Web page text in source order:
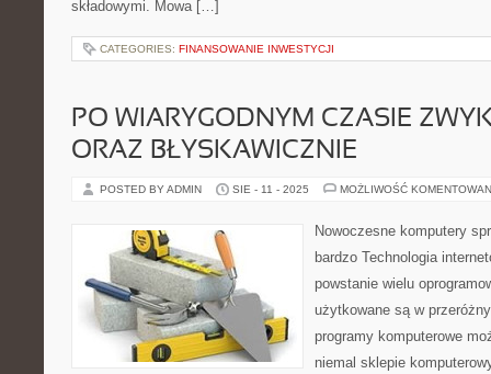
składowymi. Mowa […]
CATEGORIES: FINANSOWANIE INWESTYCJI
PO WIARYGODNYM CZASIE
ORAZ BŁYSKAWICZNIE
POSTED BY ADMIN SIE - 11 - 2025 MOŻLIWOŚĆ
Nowoczesne komputery
bardzo Technologia
powstanie wielu
użytkowane są w
programy komputerowe
niemal sklepie